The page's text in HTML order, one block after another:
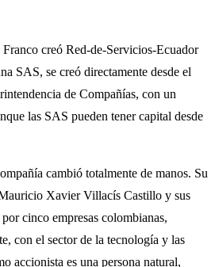
creó Red-de-Servicios-Ecuador
SAS, se creó directamente desde el
de Compañías, con un
las SAS pueden tener capital desde
cambió totalmente de manos. Su
Mauricio Xavier Villacís Castillo y sus
cinco empresas colombianas,
con el sector de la tecnología y las
accionista es una persona natural,